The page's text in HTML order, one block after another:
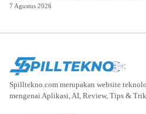
7 Agustus 2026
Spilltekno.com merupakan website
mengenai Aplikasi, AI, Review, Tips &